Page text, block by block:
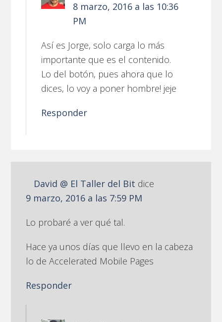
8 marzo, 2016 a las 10:36
PM
Así es Jorge, solo carga lo más
importante que es el contenido.
Lo del botón, pues ahora que lo
dices, lo voy a poner hombre! jeje
Responder
David @ El Taller del Bit dice
9 marzo, 2016 a las 7:59 PM
Lo probaré a ver qué tal.
Hace ya unos días que llevo en la cabeza
lo de Accelerated Mobile Pages
Responder